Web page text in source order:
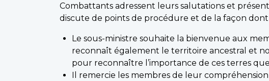
Combattants adressent leurs salutations et
discute de points de procédure et de la façon
Le sous-ministre souhaite la bienvenue aux
reconnaît également le territoire ancestral et
pour reconnaître l’importance de ces terres
Il remercie les membres de leur